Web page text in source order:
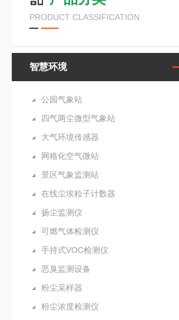
PRODUCT CLASSIFICATION
智慧环境
公园气象站
四气两尘微型气象站
大气环境传感器
网格化空气微站
景区气象监测站
在线尘埃粒子计数器
扬尘监测仪
可燃气体检测仪
手持式VOC检测仪
恶臭监测设备
粉尘采样器
粉尘浓度检测仪